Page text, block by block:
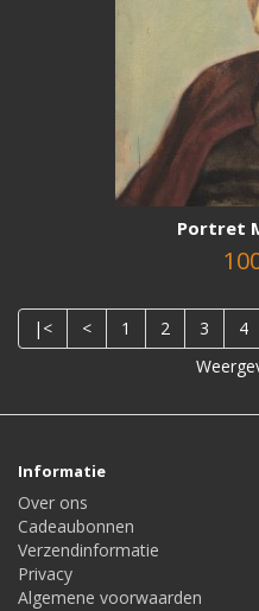
Portret
|< < 1 2 3 4
Informatie
Over ons
Cadeaubonnen
Verzendinformatie
Privacy
Algemene voorwaarden